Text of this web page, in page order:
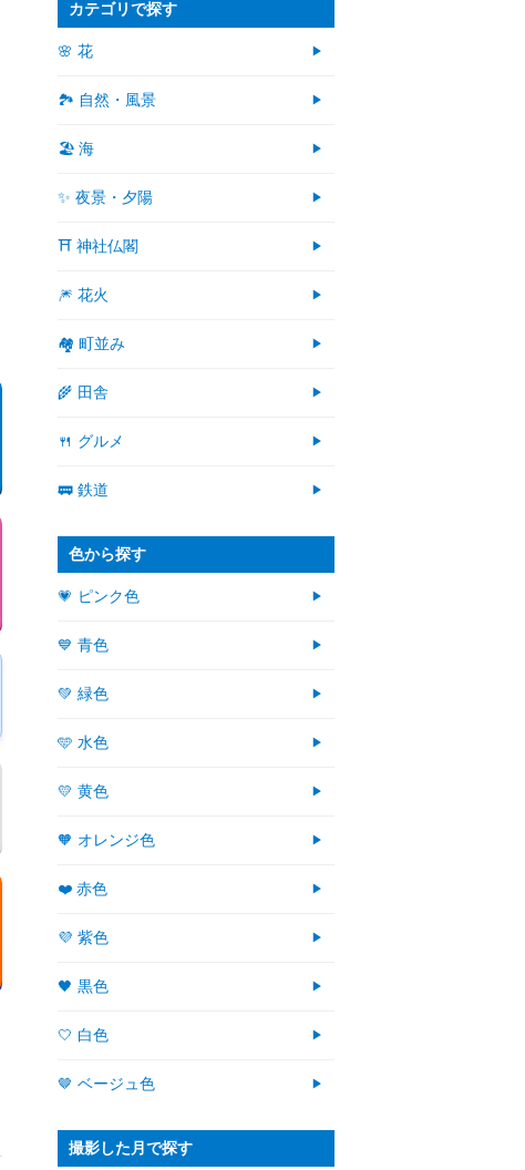
カテゴリで探す
🌸 花
🏞️ 自然・風景
🏖 海
✨ 夜景・夕陽
⛩ 神社仏閣
🎆 花火
🏘 町並み
🌾 田舎
🍴 グルメ
🚃 鉄道
色から探す
💗 ピンク色
💙 青色
💚 緑色
🩵 水色
💛 黄色
🧡 オレンジ色
❤️ 赤色
💜 紫色
🖤 黒色
🤍 白色
🤎 ベージュ色
撮影した月で探す